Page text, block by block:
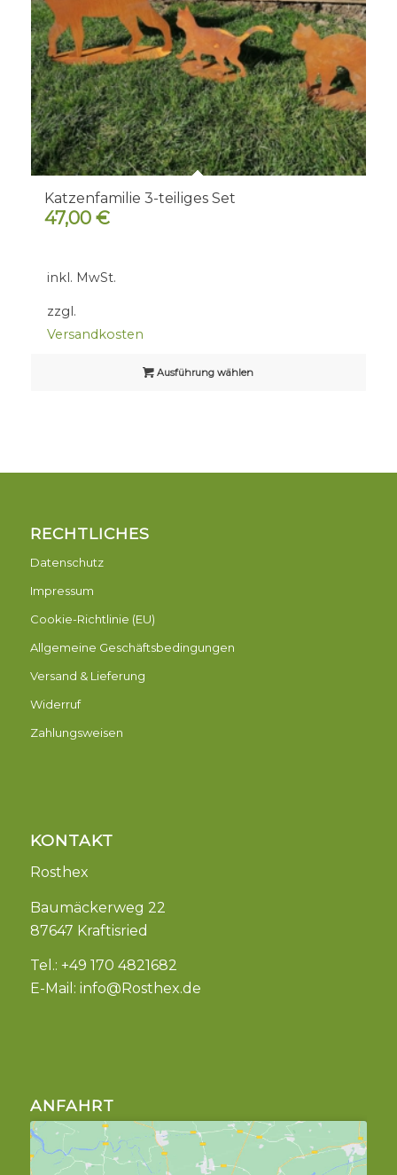
Katzenfamilie 3-teiliges Set
47,00 €
inkl. MwSt.
zzgl.
Versandkosten
Ausführung wählen
RECHTLICHES
Datenschutz
Impressum
Cookie-Richtlinie (EU)
Allgemeine Geschäftsbedingungen
Versand & Lieferung
Widerruf
Zahlungsweisen
KONTAKT
Rosthex
Baumäckerweg 22
87647 Kraftisried
Tel.: +49 170 4821682
E-Mail: info@Rosthex.de
ANFAHRT